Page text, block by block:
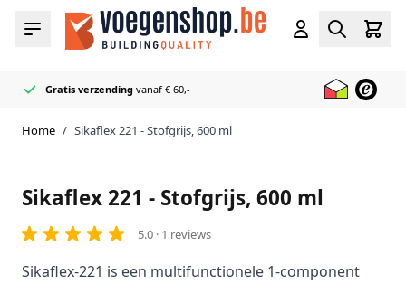
Ga naar de inhoud
Menu
Cart
Gratis verzending vanaf € 60,-
Officieel MapeiReseller
50+ Voeg & Kit kleurenop voorraad
Bliksemsnel geleverd
Home / Sikaflex 221 - Stofgrijs, 600 ml
Sikaflex 221 - Stofgrijs, 600 ml
5.0 · 1 reviews
Sikaflex-221 is een multifunctionele 1-component